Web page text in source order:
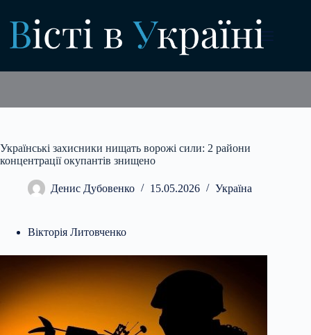
вмісту
Українські захисники нищать ворожі сили: 2 райони
концентрації окупантів знищено
Денис Дубовенко 15.05.2026 Україна
Вікторія Литовченко